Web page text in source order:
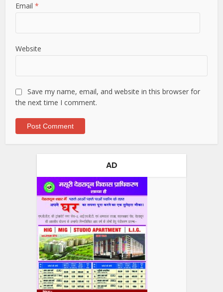
Email*
Website
Save my name, email, and website in this browser for
the next time I comment.
AD